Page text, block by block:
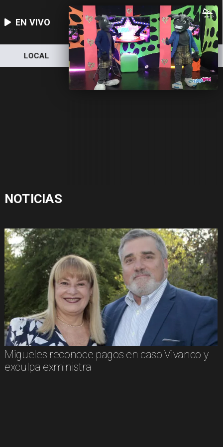
EN VIVO
NACIONAL DEPORTES
NOTICIAS
Migueles reconoce pagos en caso Vivanco y
exculpa exministra